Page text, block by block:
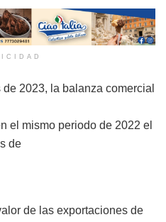
2023, la balanza comercial
el mismo periodo de 2022 el
de
de las exportaciones de